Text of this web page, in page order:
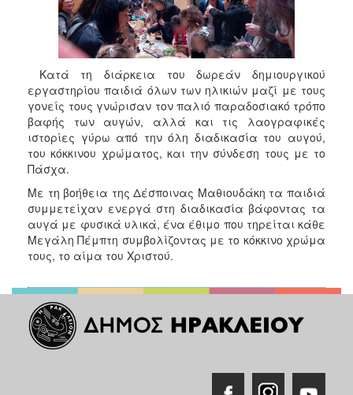
2011
2010
2006
ΤΟΠΟΣ
ΠΟΛΙΤΙΣΜΟΣ
ΑΝΘΕΚΤΙΚΗ
ΠΟΛΗ
Κατά τη διάρκεια του δωρεάν δημιουργικού
εργαστηρίου παιδιά όλων των ηλικιών μαζί με τους
γονείς τους γνώρισαν τον παλιό παραδοσιακό τρόπο
βαφής των αυγών, αλλά και τις λαογραφικές
ιστορίες γύρω από την όλη διαδικασία του αυγού,
του κόκκινου χρώματος, και την σύνδεση τους με το
Πάσχα.
Με τη βοήθεια της Δέσποινας Μαθιουδάκη τα παιδιά
συμμετείχαν ενεργά στη διαδικασία βάφοντας τα
αυγά με φυσικά υλικά, ένα έθιμο που τηρείται κάθε
Μεγάλη Πέμπτη συμβολίζοντας με το κόκκινο χρώμα
τους, το αίμα του Χριστού.